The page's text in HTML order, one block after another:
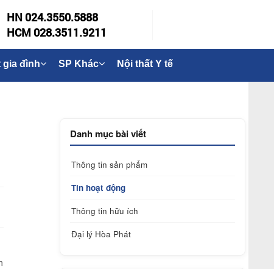
HN 024.3550.5888
HCM 028.3511.9211
gia đình SP Khác Nội thất Y tế
Danh mục bài viết
Thông tin sản phẩm
Tin hoạt động
Thông tin hữu ích
Đại lý Hòa Phát